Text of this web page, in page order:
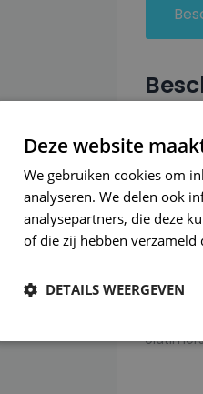
Een
Bij SRS
of
onze
Deze website
We gebruiken cookies om
analyseren. We delen ook
analysepartners, die deze
of die zij hebben
DETAILS WEERGEVEN